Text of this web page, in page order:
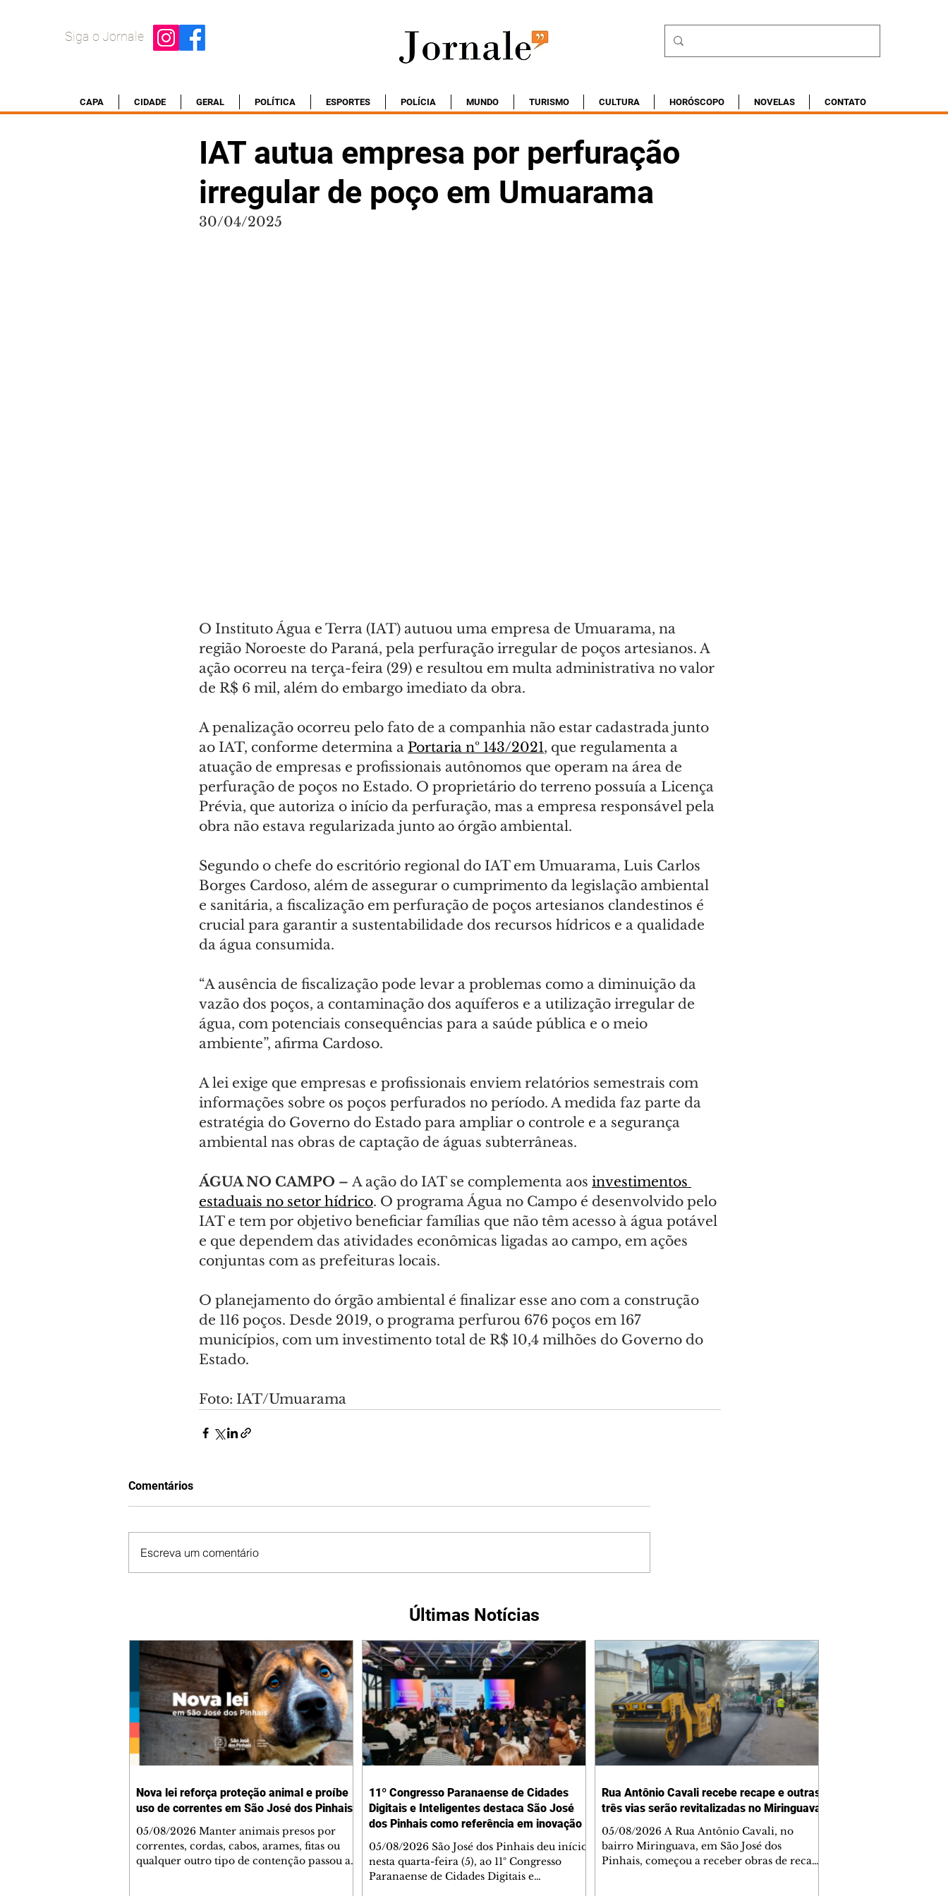
Siga o Jornale
CAPA CIDADE GERAL POLÍTICA ESPORTES POLÍCIA MUNDO TURISMO CULTURA HORÓSCOPO NOVELAS CONTATO
IAT autua empresa por perfuração
irregular de poço em Umuarama
30/04/2025
O Instituto Água e Terra (IAT) autuou uma empresa de Umuarama, na
região Noroeste do Paraná, pela perfuração irregular de poços artesianos. A
ação ocorreu na terça-feira (29) e resultou em multa administrativa no valor
de R$ 6 mil, além do embargo imediato da obra.
A penalização ocorreu pelo fato de a companhia não estar cadastrada junto
ao IAT, conforme determina a Portaria nº 143/2021, que regulamenta a
atuação de empresas e profissionais autônomos que operam na área de
perfuração de poços no Estado. O proprietário do terreno possuía a Licença
Prévia, que autoriza o início da perfuração, mas a empresa responsável pela
obra não estava regularizada junto ao órgão ambiental.
Segundo o chefe do escritório regional do IAT em Umuarama, Luis Carlos
Borges Cardoso, além de assegurar o cumprimento da legislação ambiental
e sanitária, a fiscalização em perfuração de poços artesianos clandestinos é
crucial para garantir a sustentabilidade dos recursos hídricos e a qualidade
da água consumida.
“A ausência de fiscalização pode levar a problemas como a diminuição da
vazão dos poços, a contaminação dos aquíferos e a utilização irregular de
água, com potenciais consequências para a saúde pública e o meio
ambiente”, afirma Cardoso.
A lei exige que empresas e profissionais enviem relatórios semestrais com
informações sobre os poços perfurados no período. A medida faz parte da
estratégia do Governo do Estado para ampliar o controle e a segurança
ambiental nas obras de captação de águas subterrâneas.
ÁGUA NO CAMPO – A ação do IAT se complementa aos investimentos
estaduais no setor hídrico. O programa Água no Campo é desenvolvido pelo
IAT e tem por objetivo beneficiar famílias que não têm acesso à água potável
e que dependem das atividades econômicas ligadas ao campo, em ações
conjuntas com as prefeituras locais.
O planejamento do órgão ambiental é finalizar esse ano com a construção
de 116 poços. Desde 2019, o programa perfurou 676 poços em 167
municípios, com um investimento total de R$ 10,4 milhões do Governo do
Estado.
Foto: IAT/Umuarama
Comentários
Escreva um comentário
Últimas Notícias
Nova lei reforça proteção animal e proíbe
uso de correntes em São José dos Pinhais
05/08/2026 Manter animais presos por
correntes, cordas, cabos, arames, fitas ou
qualquer outro tipo de contenção passou a
11º Congresso Paranaense de Cidades
Digitais e Inteligentes destaca São José
dos Pinhais como referência em inovação
05/08/2026 São José dos Pinhais deu início,
nesta quarta-feira (5), ao 11º Congresso
Paranaense de Cidades Digitais e
Rua Antônio Cavali recebe recape e outras
três vias serão revitalizadas no Miringuava
05/08/2026 A Rua Antônio Cavali, no
bairro Miringuava, em São José dos
Pinhais, começou a receber obras de recape